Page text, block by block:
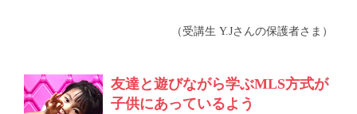
（受講生 Y.Jさんの保護者さま）
友達と遊びながら学ぶMLS方式が
子供にあっているよう